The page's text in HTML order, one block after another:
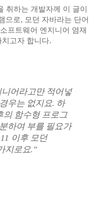
취하는 개발자께 이 글이
으로, 모던 자바라는 단어
프트웨어 엔지니어 염재
고자 합니다.
어라고만 적어넣
우는 없지요. 하
의 함수형 프로그
하여 부를 필요가
이후 모던
지로요.”